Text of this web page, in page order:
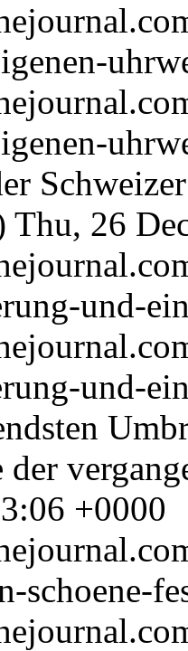
Thu, 26
und-
und-
+0000
schoene-